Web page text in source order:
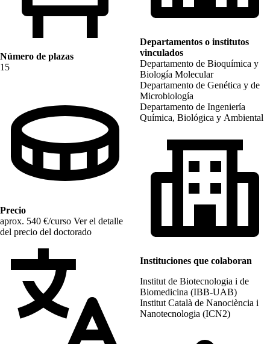
Número de plazas
15
Precio
aprox. 540 €/curso Ver el detalle
del precio del doctorado
Departamentos o institutos
vinculados
Departamento de Bioquímica y
Biología Molecular
Departamento de Genética y de
Microbiología
Departamento de Ingeniería
Química, Biológica y Ambiental
Instituciones que colaboran
Institut de Biotecnologia i de
Biomedicina (IBB-UAB)
Institut Català de Nanociència i
Nanotecnologia (ICN2)